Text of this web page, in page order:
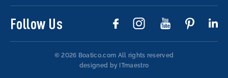
Follow Us
© 2026 Boatico.com All rights reserved
designed by ITmaestro